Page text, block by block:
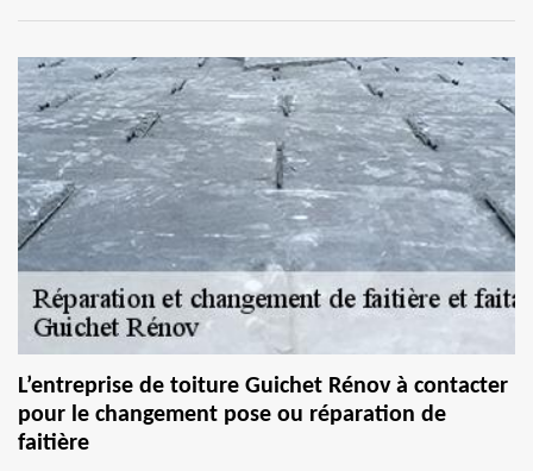
L’entreprise de toiture Guichet Rénov à contacter
pour le changement pose ou réparation de
faitière